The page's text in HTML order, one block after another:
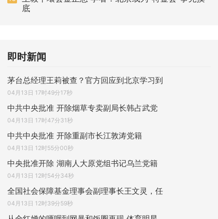
底
即时新闻
茅台总经理王莉被查？官方回应到北京学习到
04月13日 17时49分17秒
中共中央批准 开除烟草专卖副局长韩占武党
04月13日 17时47分31秒
中共中央批准 开除重副市长江敦涛党籍
04月13日 12时55分00秒
中央批准开除 湖南人大原党组书记乌兰党籍
04月13日 12时54分34秒
全国社会保障基金理事会副理事长王文灵，任
04月13日 12时39分59秒